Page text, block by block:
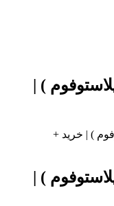
) |
) |